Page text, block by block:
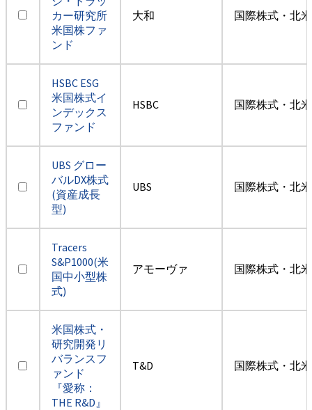
カー研究所
米国株ファ
ンド
大和 国際株式・北
HSBC ESG
米国株式イ
ンデックス
ファンド
HSBC 国際株式・北
UBS グロー
バルDX株式
(資産成長
型)
UBS 国際株式・北
Tracers
S&P1000(米
国中小型株
式)
アモーヴァ 国際株式・北
米国株式・
研究開発リ
バランスフ
ァンド
『愛称：
THE R&D』
T&D 国際株式・北